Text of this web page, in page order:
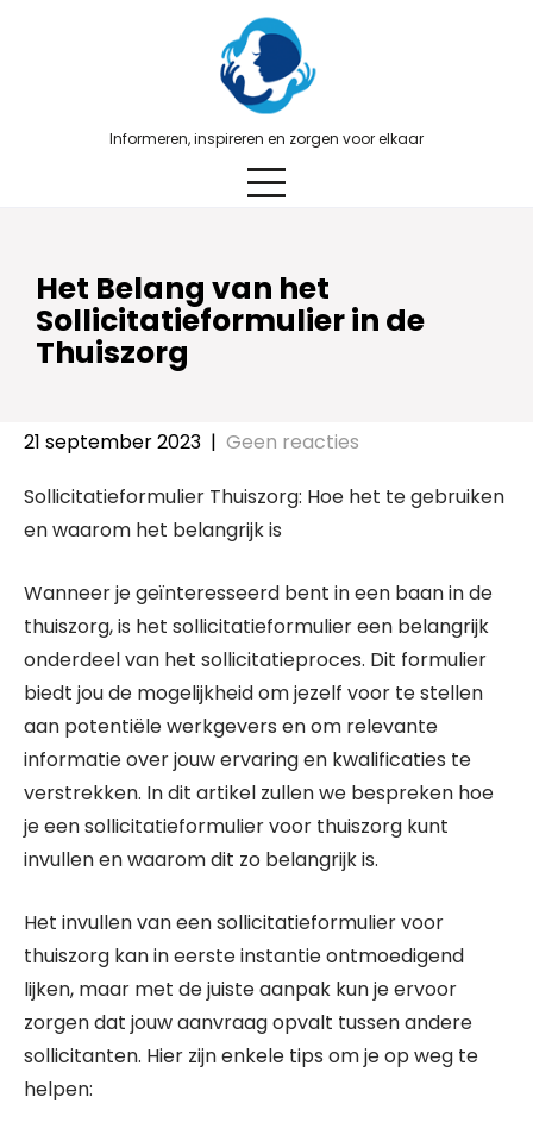
Informeren, inspireren en zorgen voor elkaar
Het Belang van het
Sollicitatieformulier in de
Thuiszorg
21 september 2023 | Geen reacties
Sollicitatieformulier Thuiszorg: Hoe het te gebruiken
en waarom het belangrijk is
Wanneer je geïnteresseerd bent in een baan in de
thuiszorg, is het sollicitatieformulier een belangrijk
onderdeel van het sollicitatieproces. Dit formulier
biedt jou de mogelijkheid om jezelf voor te stellen
aan potentiële werkgevers en om relevante
informatie over jouw ervaring en kwalificaties te
verstrekken. In dit artikel zullen we bespreken hoe
je een sollicitatieformulier voor thuiszorg kunt
invullen en waarom dit zo belangrijk is.
Het invullen van een sollicitatieformulier voor
thuiszorg kan in eerste instantie ontmoedigend
lijken, maar met de juiste aanpak kun je ervoor
zorgen dat jouw aanvraag opvalt tussen andere
sollicitanten. Hier zijn enkele tips om je op weg te
helpen: